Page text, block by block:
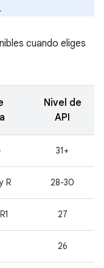
cuando eliges
Nivel de
API
31+
R 28-30
27
26